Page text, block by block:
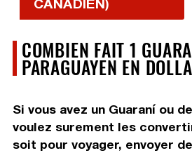
COMBIEN FAIT 1
PARAGUAYEN EN
Si vous avez un Guaraní ou
voulez surement les
soit pour voyager, envoyer